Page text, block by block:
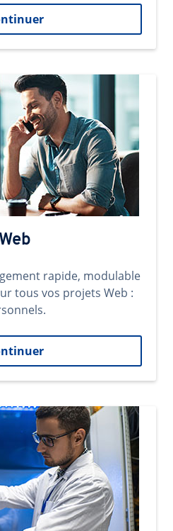
rapide, modulable
tous vos projets Web :